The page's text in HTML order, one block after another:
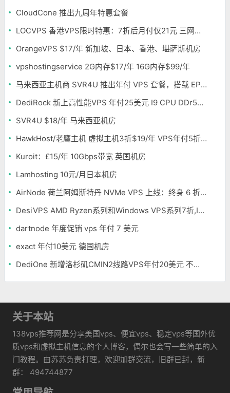
CloudCone 推出九周年特惠套餐
LOCVPS 香港VPS限时特惠：7折后月付仅21元 三网优化BGP线路 可选原生IP
OrangeVPS $17/年 新加坡、日本、香港、堪萨斯机房
vpshostingservice 2G内存$17/年 16G内存$99/年
马来西亚主机商 SVR4U 推出年付 VPS 套餐，搭载 EPYC/至强铂金，支持支付宝
DediRock 新上高性能VPS 年付25美元 I9 CPU DDr5内存 纽约机房
SVR4U $18/年 马来西亚机房
HawkHost/老鹰主机 虚拟主机3折$19/年 VPS年付5折$25/年
Kuroit：£15/年 10Gbps带宽 英国机房
Lamhosting 10元/月日本机房
AirNode 荷兰阿姆斯特丹 NVMe VPS 上线：终身 6 折，€1.99/月起，2.5Tbit/s DDoS 防护
DesiVPS AMD Ryzen系列和Windows VPS系列7折,Intel系列年付11.6美元
dartnode 年度促销 vps 年付 7 美元
exact 年付10美元 德国机房
DediOne 新增洛杉矶CMIN2线路VPS年付20美元 不限流量
关于本站
138vps推荐网是分享美国vps、便宜vps、稳定vps等国外优
质vps和虚拟主机信息的个人博客，偶尔也会写一些简单的入
门教程。由苏苏负责打理，欢迎加群交流，旧群已封，新
群： 494744877